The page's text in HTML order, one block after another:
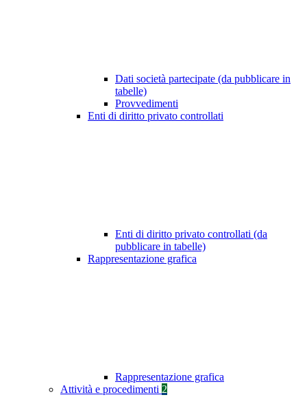
Dati società partecipate (da pubblicare in
tabelle)
Provvedimenti
Enti di diritto privato controllati
Enti di diritto privato controllati (da
pubblicare in tabelle)
Rappresentazione grafica
Rappresentazione grafica
Attività e procedimenti 2